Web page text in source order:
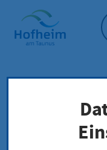
Startseite"
Lokale Anliegen
Fahrerlaubnis